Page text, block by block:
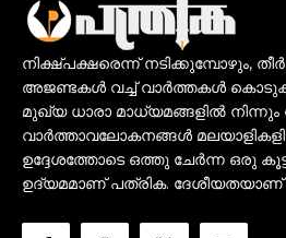
നിക്ഷ്പക്ഷരെന്ന് നടിക്കുമ്പോഴും,
അജണ്ടകൾ വച്ച് വാർത്തകൾ
മുഖ്യ ധാരാ മാധ്യമങ്ങളിൽ
വാർത്താവലോകനങ്ങൾ
ഉദ്ദേശത്തോടെ ഒത്തു ചേർന്ന ഒരു
ഉദ്യമമാണ് പത്രിക. ദേശീയതയാണ്